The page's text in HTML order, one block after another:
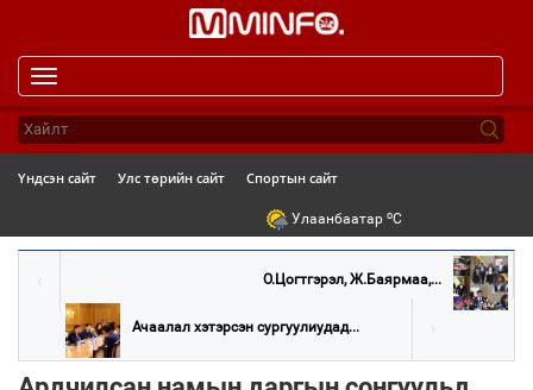
navigation
Үндсэн сайт Улс төрийн сайт Спортын сайт
Улаанбаатар oC
О.Цогтгэрэл, Ж.Баярмаа,...
Ачаалал хэтэрсэн сургуулиудад...